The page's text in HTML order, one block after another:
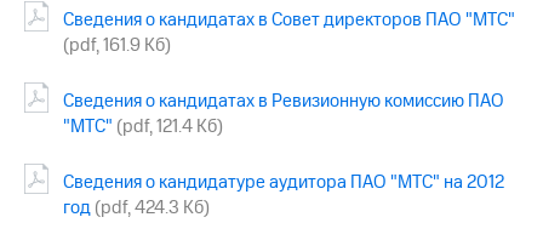
Раскрытие
информации
акционерам
Документы
ПАО
Собрания
акционеров
Сведения о кандидатах в Совет директоров ПАО "МТС"
(pdf, 161.9 Кб)
Сведения о кандидатах в Ревизионную комиссию ПАО
"МТС" (pdf, 121.4 Кб)
Сведения о кандидатуре аудитора ПАО "МТС" на 2012
год(pdf, 424.3 Кб)